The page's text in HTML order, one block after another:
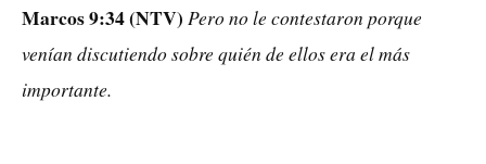
Marcos 9:34 (NTV) Pero no le contestaron porque
venían discutiendo sobre quién de ellos era el más
importante.